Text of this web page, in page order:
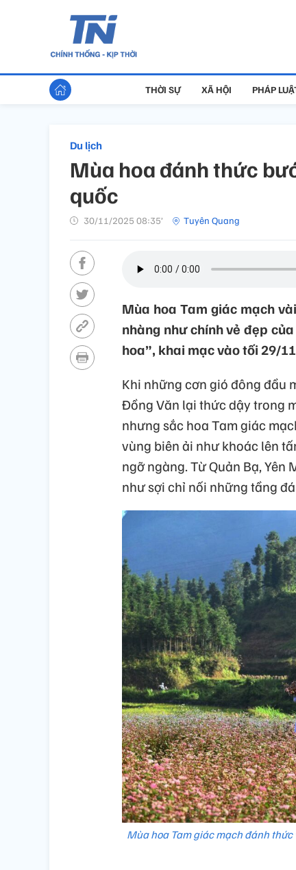
THỜI SỰ XÃ HỘI PHÁP
Du lịch
Mùa hoa đánh thức
quốc
30/11/2025 08:35’ Tuyên Quang
Mùa hoa Tam giác mạch
nhàng như chính vẻ đẹp
hoa”, khai mạc vào tối 29/
Khi những cơn gió đông đầu
Đồng Văn lại thức dậy trong
nhưng sắc hoa Tam giác
vùng biên ải như khoác lên
ngỡ ngàng. Từ Quản Bạ, Yên
như sợi chỉ nối những tầng
Mùa hoa Tam giác mạch đánh